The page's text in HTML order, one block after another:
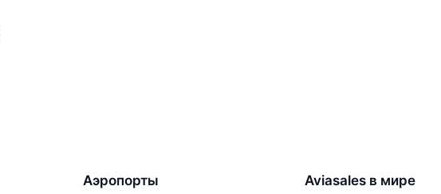
Аэропорты Aviasales в мире